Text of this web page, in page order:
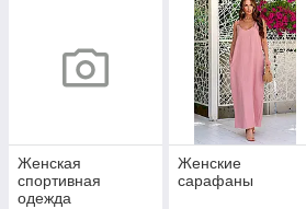
Женская
спортивная
одежда
Женские
сарафаны